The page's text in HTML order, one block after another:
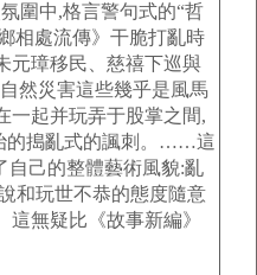
圍中,格言警句式的“哲
相處流傳》干脆打亂時
元璋移民、慈禧下巡與
然災害這些幾乎是風馬
一起并玩弄于股掌之間,
的搗亂式的諷刺。……這
自己的整體藝術風貌:亂
和玩世不恭的態度隨意
無疑比《故事新編》